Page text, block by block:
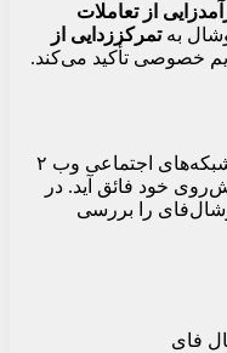
از تعاملات
بهتمرکززدایی از
خصوصی تأکید می‌کند.
برای اینکه سوشال فای بتواند جایگزین شبکه‌های اجتماعی وب ۲
خود فائق آید. در
را بررسی